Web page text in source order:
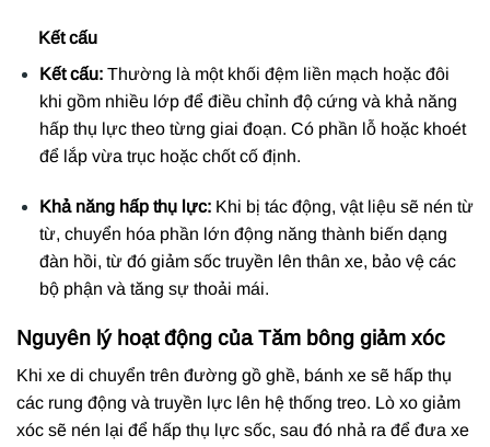
Kết cấu
Kết cấu: Thường là một khối đệm liền mạch hoặc đôi
khi gồm nhiều lớp để điều chỉnh độ cứng và khả năng
hấp thụ lực theo từng giai đoạn. Có phần lỗ hoặc khoét
để lắp vừa trục hoặc chốt cố định.
Khả năng hấp thụ lực: Khi bị tác động, vật liệu sẽ nén từ
từ, chuyển hóa phần lớn động năng thành biến dạng
đàn hồi, từ đó giảm sốc truyền lên thân xe, bảo vệ các
bộ phận và tăng sự thoải mái.
Nguyên lý hoạt động của Tăm bông giảm xóc
Khi xe di chuyển trên đường gồ ghề, bánh xe sẽ hấp thụ
các rung động và truyền lực lên hệ thống treo. Lò xo giảm
xóc sẽ nén lại để hấp thụ lực sốc, sau đó nhả ra để đưa xe